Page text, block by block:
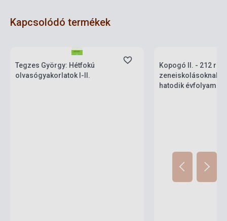
Kapcsolódó termékek
Tegzes György: Hétfokú
olvasógyakorlatok I-II.
Kopogó II. - 212
zeneiskolásoknak
hatodik évfolyamig